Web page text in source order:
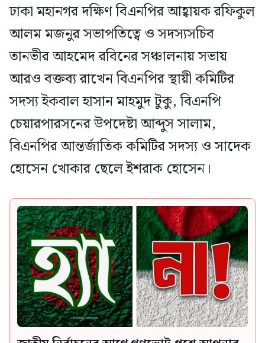
ঢাকা মহানগর দক্ষিণ বিএনপির আহ্বায়ক রফিকুল
আলম মজনুর সভাপতিত্বে ও সদস্যসচিব
তানভীর আহমেদ রবিনের সঞ্চালনায় সভায়
আরও বক্তব্য রাখেন বিএনপির স্থায়ী কমিটির
সদস্য ইকবাল হাসান মাহমুদ টুকু, বিএনপি
চেয়ারপারসনের উপদেষ্টা আব্দুস সালাম,
বিএনপির আন্তর্জাতিক কমিটির সদস্য ও সাদেক
হোসেন খোকার ছেলে ইশরাক হোসেন।